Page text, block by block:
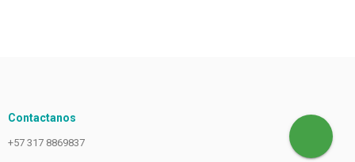
Contactanos
+57 317 8869837